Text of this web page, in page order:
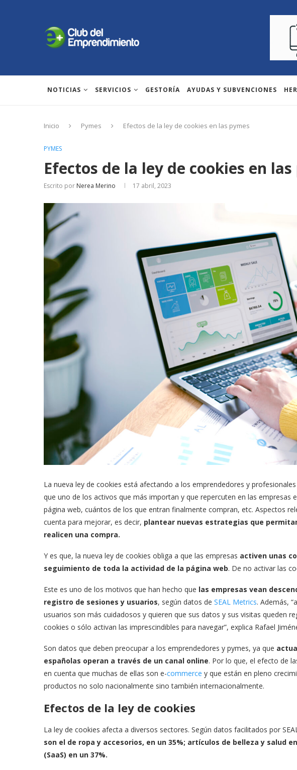
NOTICIAS SERVICIOS GESTORÍA AYUDAS Y SUBVENCIONES
Inicio Pymes Efectos de la ley de cookies en las pymes
PYMES
Efectos de la ley de cookies en
Escrito por Nerea Merino 17 abril, 2023
La nueva ley de cookies está afectando a los emprendedores y
que uno de los activos que más importan y que repercuten en las empresas
página web, cuántos de los que entran finalmente compran, etc. Aspectos
cuenta para mejorar, es decir, plantear nuevas estrategias que
realicen una compra.
Y es que, la nueva ley de cookies obliga a que las empresas activen unas
seguimiento de toda la actividad de la página web. De no activar las
Este es uno de los motivos que han hecho que las empresas vean
registro de sesiones y usuarios, según datos de SEAL Metrics. Además,
usuarios son más cuidadosos y quieren que sus datos y sus visitas queden
cookies o sólo activan las imprescindibles para navegar”, explica Rafael
Son datos que deben preocupar a los emprendedores y pymes, ya que
españolas operan a través de un canal online. Por lo que, el efecto de
en cuenta que muchas de ellas son e-commerce y que están en pleno
productos no solo nacionalmente sino también internacionalmente.
Efectos de la ley de cookies
La ley de cookies afecta a diversos sectores. Según datos facilitados por
son el de ropa y accesorios, en un 35%; artículos de belleza y salud
(SaaS) en un 37%.